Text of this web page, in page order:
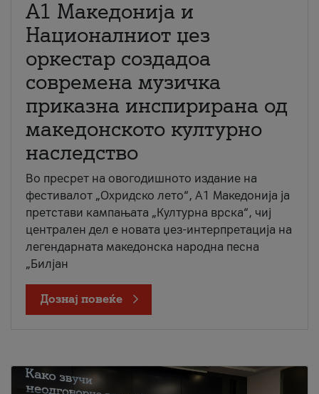
А1 Македонија и
Националниот џез
оркестар создадоа
современа музичка
приказна инспирирана од
македонското културно
наследство
Во пресрет на овогодишното издание на
фестивалот „Охридско лето“, А1 Македонија ја
претстави кампањата „Културна врска“, чиј
централен дел е новата џез-интерпретација на
легендарната македонска народна песна
„Билјан
Дознај повеќе